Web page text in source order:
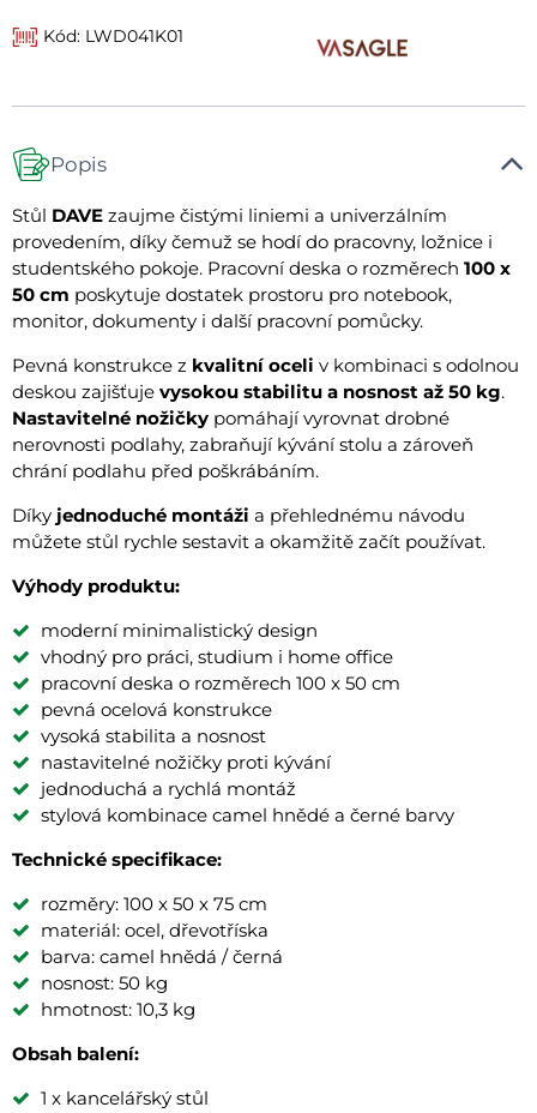
Kód: LWD041K01
Popis
Stůl DAVE zaujme čistými liniemi a univerzálním
provedením, díky čemuž se hodí do pracovny, ložnice i
studentského pokoje. Pracovní deska o rozměrech 100 x
50 cm poskytuje dostatek prostoru pro notebook,
monitor, dokumenty i další pracovní pomůcky.
Pevná konstrukce z kvalitní oceli v kombinaci s odolnou
deskou zajišťuje vysokou stabilitu a nosnost až 50 kg.
Nastavitelné nožičky pomáhají vyrovnat drobné
nerovnosti podlahy, zabraňují kývání stolu a zároveň
chrání podlahu před poškrábáním.
Díky jednoduché montáži a přehlednému návodu
můžete stůl rychle sestavit a okamžitě začít používat.
Výhody produktu:
moderní minimalistický design
vhodný pro práci, studium i home office
pracovní deska o rozměrech 100 x 50 cm
pevná ocelová konstrukce
vysoká stabilita a nosnost
nastavitelné nožičky proti kývání
jednoduchá a rychlá montáž
stylová kombinace camel hnědé a černé barvy
Technické specifikace:
rozměry: 100 x 50 x 75 cm
materiál: ocel, dřevotříska
barva: camel hnědá / černá
nosnost: 50 kg
hmotnost: 10,3 kg
Obsah balení:
1 x kancelářský stůl